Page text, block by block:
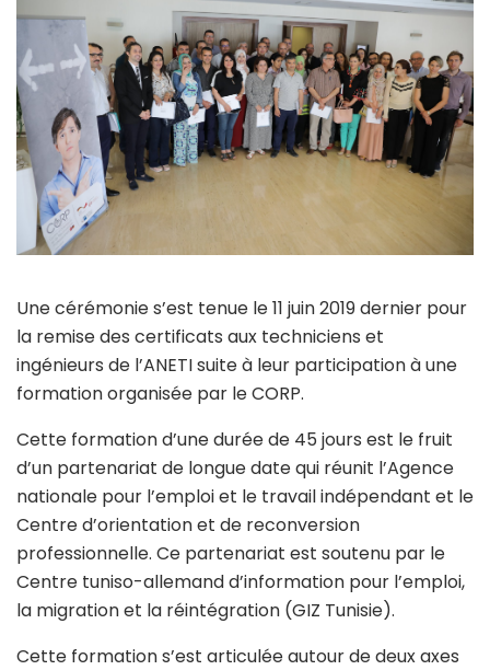
Une cérémonie s’est tenue le 11 juin 2019 dernier pour
la remise des certificats aux techniciens et
ingénieurs de l’ANETI suite à leur participation à une
formation organisée par le CORP.
Cette formation d’une durée de 45 jours est le fruit
d’un partenariat de longue date qui réunit l’Agence
nationale pour l’emploi et le travail indépendant et le
Centre d’orientation et de reconversion
professionnelle. Ce partenariat est soutenu par le
Centre tuniso-allemand d’information pour l’emploi,
la migration et la réintégration (GIZ Tunisie).
Cette formation s’est articulée autour de deux axes